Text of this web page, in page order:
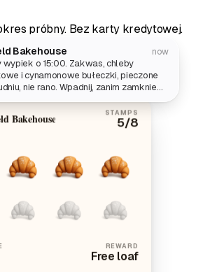
próbny. Bez karty kredytowej.
Bakehouse now
wypiek o 15:00. Zakwas, chleby
i cynamonowe bułeczki, pieczone
nie rano. Wpadnij, zanim zamkniemy
Bakehouse STAMPS
5/8
REWARD
Free loaf